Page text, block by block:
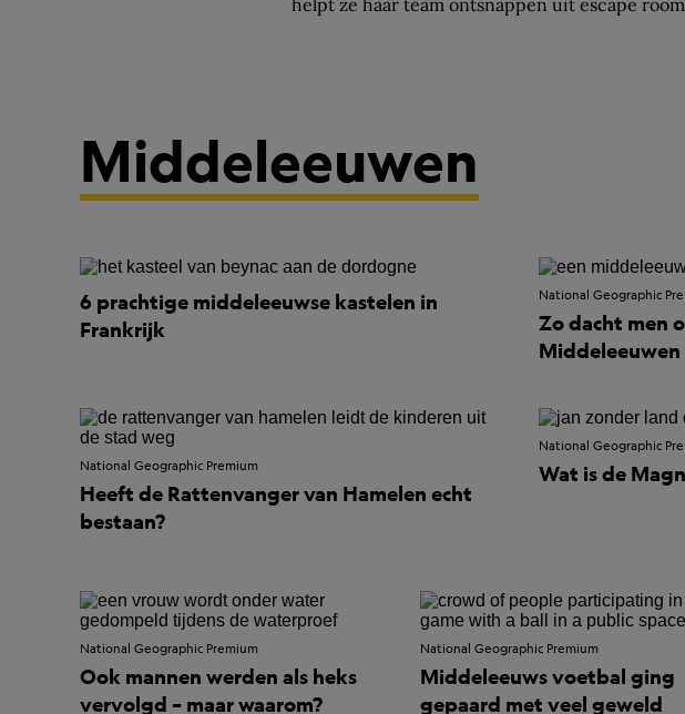
helpt ze haar team ontsnappen uit escape
Middeleeuwen
6 prachtige middeleeuwse kastelen in
Frankrijk
National Geographic
Zo dacht men
Middeleeuwen
National Geographic Premium
Heeft de Rattenvanger van Hamelen echt
bestaan?
National Geographic
Wat is de
National Geographic Premium
Ook mannen werden als heks
vervolgd – maar waarom?
National Geographic Premium
Middeleeuws voetbal ging
gepaard met veel geweld